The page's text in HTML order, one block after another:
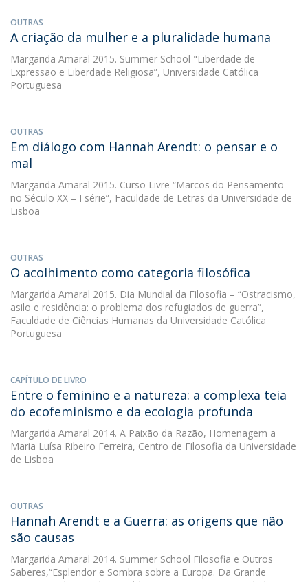
OUTRAS
A criação da mulher e a pluralidade humana
Margarida Amaral 2015. Summer School "Liberdade de
Expressão e Liberdade Religiosa”, Universidade Católica
Portuguesa
OUTRAS
Em diálogo com Hannah Arendt: o pensar e o
mal
Margarida Amaral 2015. Curso Livre “Marcos do Pensamento
no Século XX – I série”, Faculdade de Letras da Universidade de
Lisboa
OUTRAS
O acolhimento como categoria filosófica
Margarida Amaral 2015. Dia Mundial da Filosofia – “Ostracismo,
asilo e residência: o problema dos refugiados de guerra”,
Faculdade de Ciências Humanas da Universidade Católica
Portuguesa
CAPÍTULO DE LIVRO
Entre o feminino e a natureza: a complexa teia
do ecofeminismo e da ecologia profunda
Margarida Amaral 2014. A Paixão da Razão, Homenagem a
Maria Luísa Ribeiro Ferreira, Centro de Filosofia da Universidade
de Lisboa
OUTRAS
Hannah Arendt e a Guerra: as origens que não
são causas
Margarida Amaral 2014. Summer School Filosofia e Outros
Saberes,“Esplendor e Sombra sobre a Europa. Da Grande